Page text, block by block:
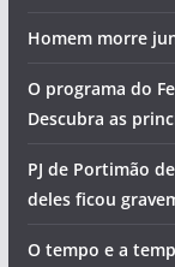
Homem morre
O programa do
Descubra as
PJ de Portimão
deles ficou
O tempo e a